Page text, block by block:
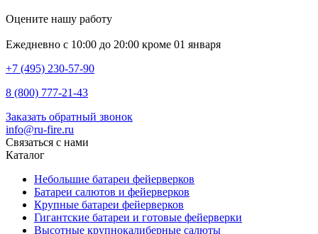
Оцените нашу работу
Ежедневно с 10:00 до 20:00 кроме 01 января
+7 (495) 230-57-90
8 (800) 777-21-43
Заказать обратный звонок
info@ru-fire.ru
Связаться с нами
Каталог
Небольшие батареи фейерверков
Батареи салютов и фейерверков
Крупные батареи фейерверков
Гигантские батареи и готовые фейерверки
Высотные крупнокалиберные салюты